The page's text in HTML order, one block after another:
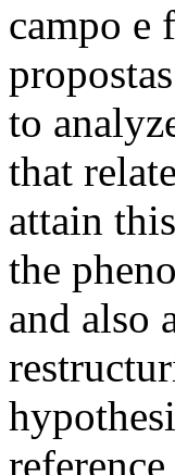
campo e
to
that
attain
the
and also